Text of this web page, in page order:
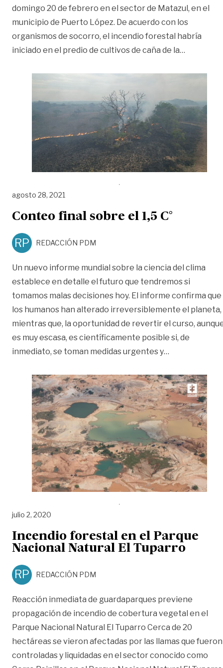
domingo 20 de febrero en el sector de Matazul, en el
municipio de Puerto López. De acuerdo con los
organismos de socorro, el incendio forestal habría
iniciado en el predio de cultivos de caña de la…
agosto 28, 2021
Conteo final sobre el 1,5 C°
RP REDACCIÓN PDM
Un nuevo informe mundial sobre la ciencia del clima
establece en detalle el futuro que tendremos si
tomamos malas decisiones hoy. El informe confirma que
los humanos han alterado irreversiblemente el planeta,
mientras que, la oportunidad de revertir el curso,
es muy escasa, es científicamente posible si, de
inmediato, se toman medidas urgentes y…
julio 2, 2020
Incendio forestal en el Parque
Nacional Natural El Tuparro
RP REDACCIÓN PDM
Reacción inmediata de guardaparques previene
propagación de incendio de cobertura vegetal en el
Parque Nacional Natural El Tuparro Cerca de 20
hectáreas se vieron afectadas por las llamas que fueron
controladas y liquidadas en el sector conocido como